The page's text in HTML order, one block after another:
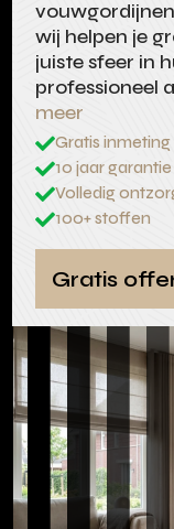
wij helpen je
juiste sfeer in
professioneel
meer
Gratis
10 jaar
Volledig
100+ stoffen
Gratis